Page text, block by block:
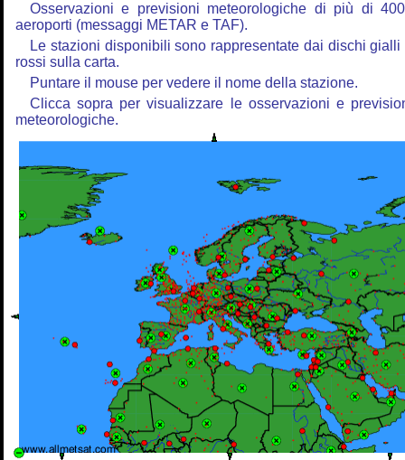
Osservazioni e previsioni meteorologiche di più di
aeroporti (messaggi METAR e TAF).
Le stazioni disponibili sono rappresentate dai dischi gialli
rossi sulla carta.
Puntare il mouse per vedere il nome della stazione.
Clicca sopra per visualizzare le osservazioni e
meteorologiche.